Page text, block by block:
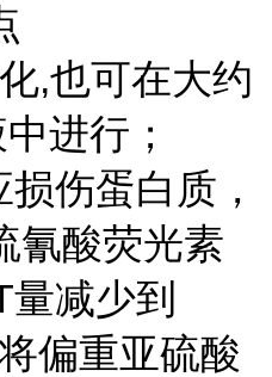
,也可在大约
进行；
伤蛋白质，
氰酸荧光素
量减少到
偏重亚硫酸